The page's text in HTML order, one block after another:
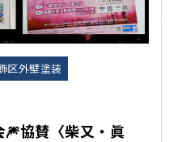
区外壁塗装
協賛〈柴又・眞